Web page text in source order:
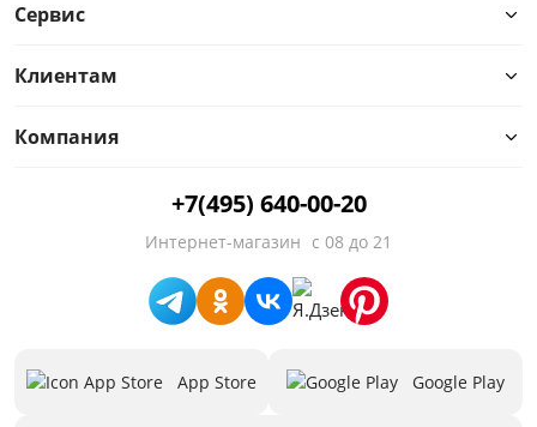
Сервис
Клиентам
Компания
+7(495) 640-00-20
Интернет-магазин с 08 до 21
App Store Google Play